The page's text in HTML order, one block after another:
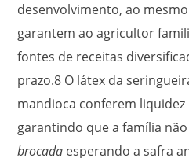
desenvolvimento, ao
garantem ao agricultor
fontes de receitas
prazo.8 O látex da
mandioca conferem
garantindo que a família
brocada esperando a safra